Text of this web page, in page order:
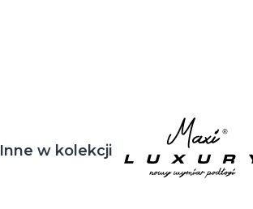
Inne w kolekcji